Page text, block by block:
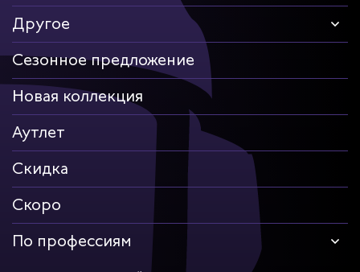
Другое
Сезонное предложение
Новая коллекция
Аутлет
Скидка
Скоро
По профессиям